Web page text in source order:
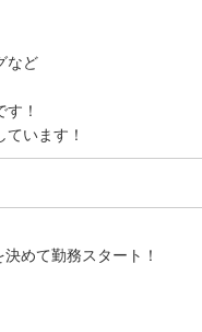
など
！
います！
めて勤務スタート！